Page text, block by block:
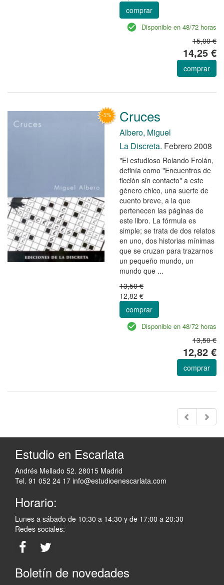
comprar
Disponible en 48/72 horas
15,00 €
14,25 €
comprar
Cruces
Albero, Miguel
La Discreta. Febrero 2008
"El estudioso Rolando Frolán,
definía como "Encuentros de
ficción sin contacto" a este
género chico, una suerte de
cuento breve, a la que
pertenecen las páginas de
este libro. La fórmula es
simple; se trata de dos relatos
en uno, dos historias mínimas
que se cruzan para trazarnos
un pequeño mundo, un
mundo que ...
13,50 €
12,82 €
comprar
Disponible en 48/72 horas
13,50 €
12,82 €
comprar
Estudio en Escarlata
Andrés Mellado 52. 28015 Madrid
Tel. 91 052 24 17 info@estudioenescarlata.com
Horario:
Lunes a sábado de 10:30 a 14:30 y de 17:00 a 20:30
Redes sociales:
Boletín de novedades